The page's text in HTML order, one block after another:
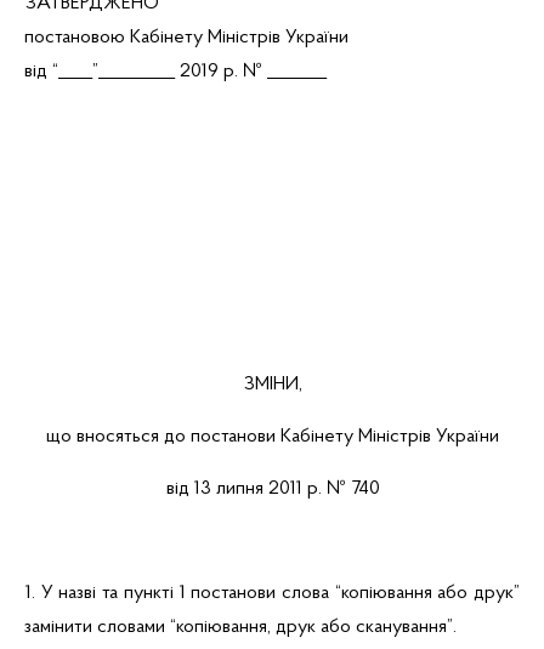
постановою Кабінету Міністрів України
від “____”_________ 2019 р. № _______
ЗМІНИ,
що вносяться до постанови Кабінету Міністрів України
від 13 липня 2011 р. № 740
1. У назві та пункті 1 постанови слова “копіювання абодрук”
замінити словами “копіювання, друк або сканування”.